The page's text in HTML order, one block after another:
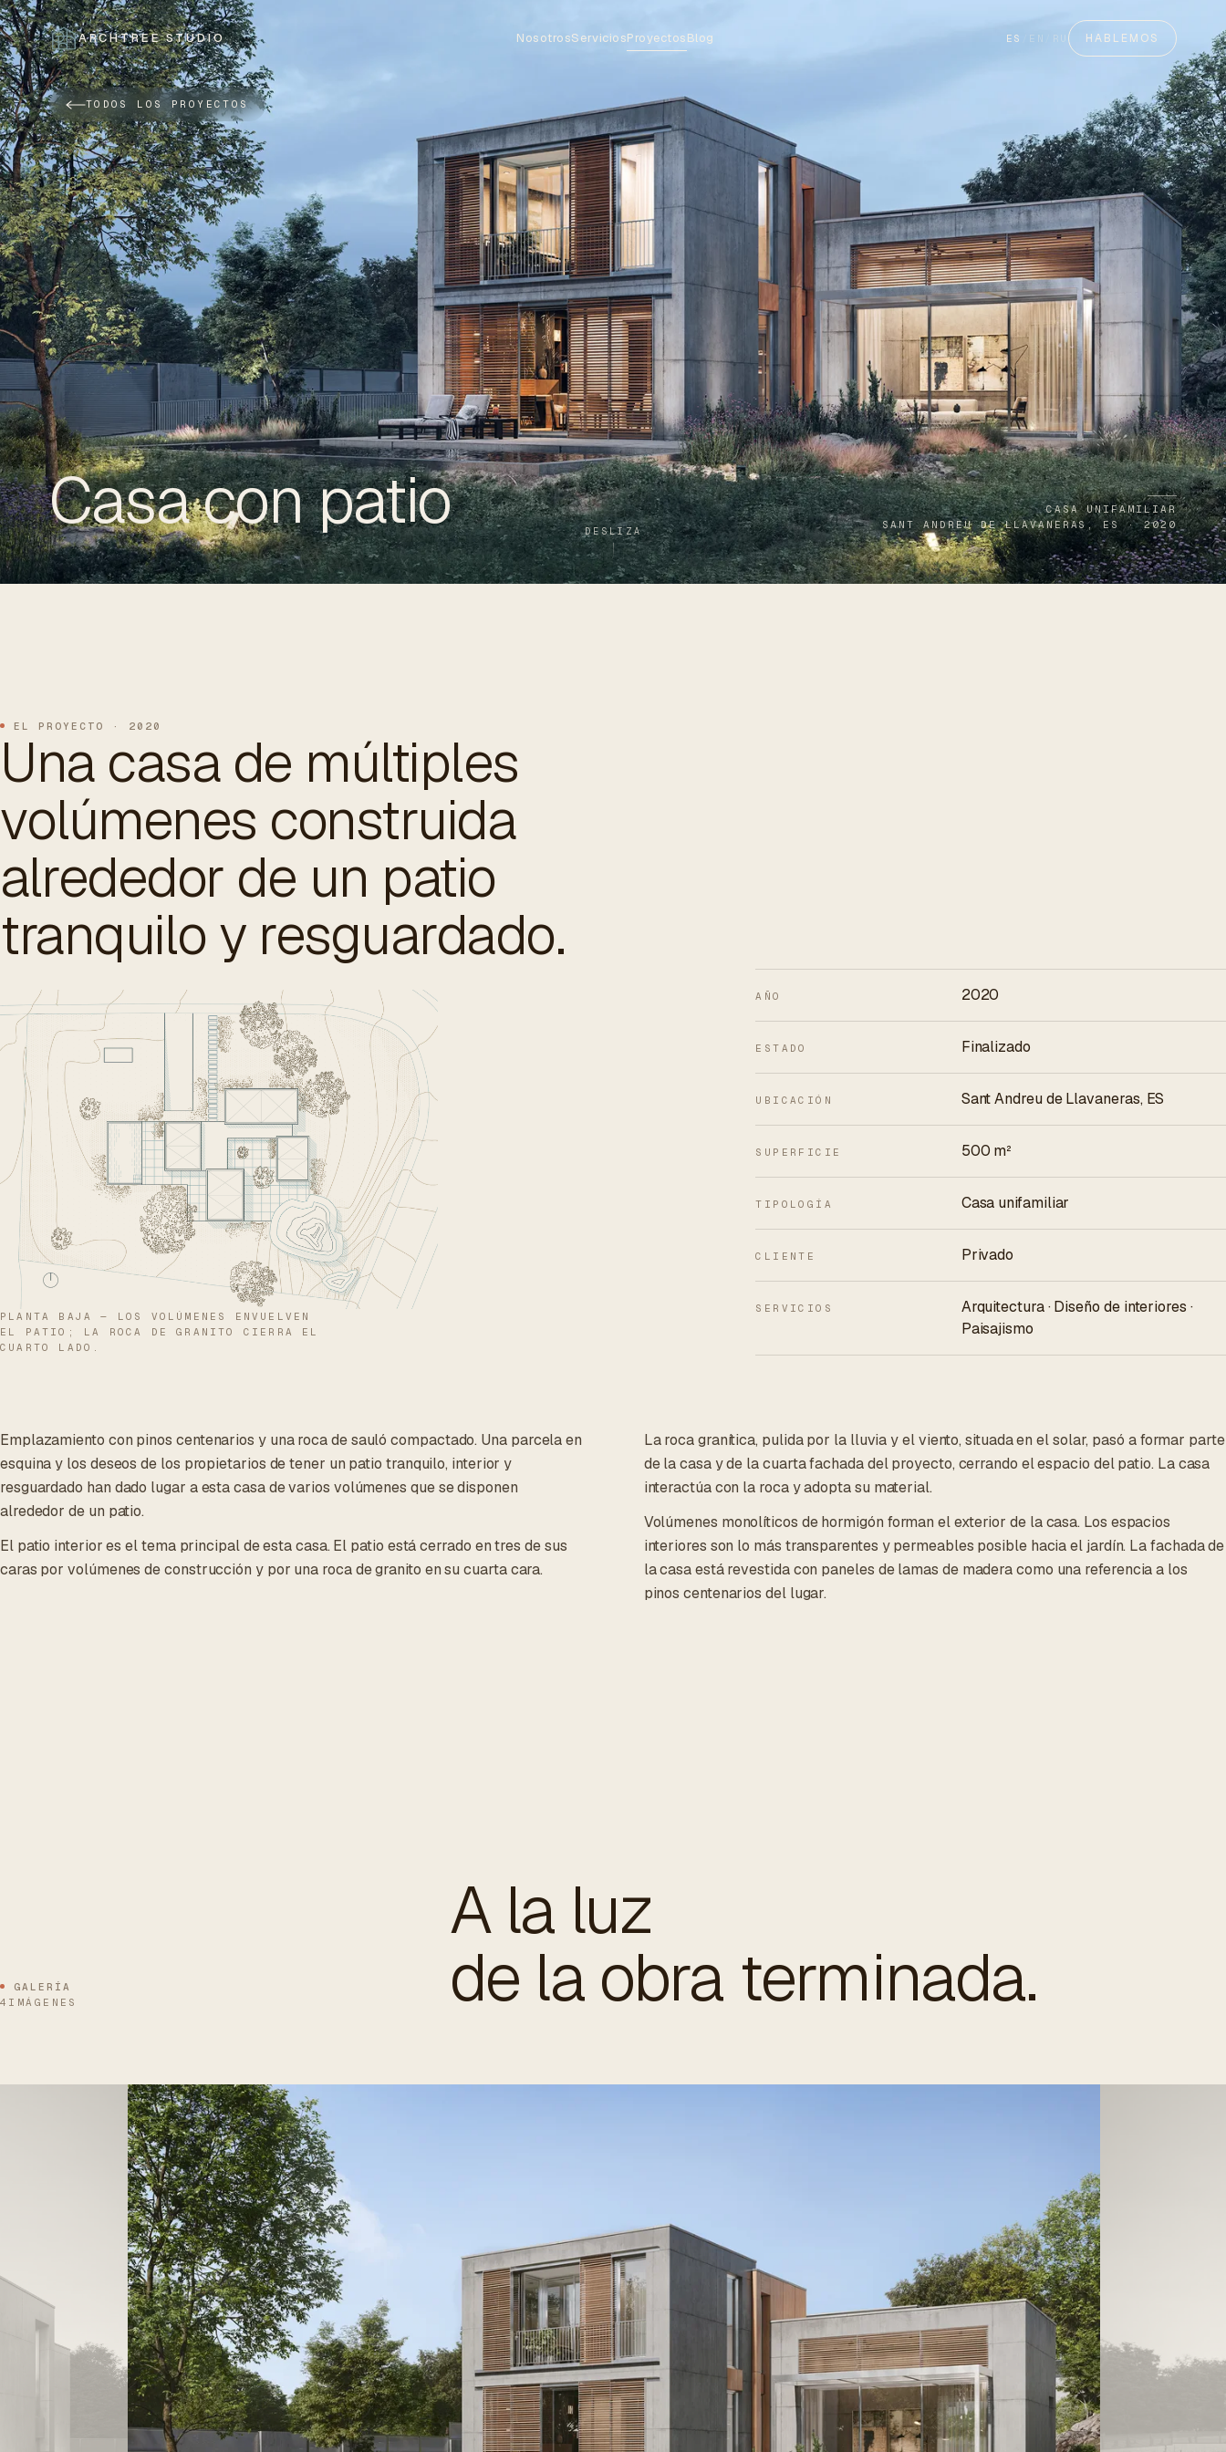
ARCHTREE STUDIO NosotrosServiciosProyectosBlog ES EN RU HABLEMOS
CERRAR
ES/EN/RU
ARCHTREE
STUDIO
BARCELONA
Casa con patio
CASA UNIFAMILIAR
SANT ANDREU DE LLAVANERAS, ES · 2020
TODOS LOS PROYECTOS
DESLIZA
EL PROYECTO · 2020
Una casa de múltiples
volúmenes construida
alrededor de un patio
tranquilo y resguardado.
PLANTA BAJA — LOS VOLÚMENES ENVUELVEN
EL PATIO; LA ROCA DE GRANITO CIERRA EL
CUARTO LADO.
AÑO 2020
ESTADO Finalizado
UBICACIÓN Sant Andreu de Llavaneras, ES
SUPERFICIE 500 m²
TIPOLOGÍA Casa unifamiliar
CLIENTE Privado
SERVICIOS
Arquitectura · Diseño de interiores ·
Paisajismo
Emplazamiento con pinos centenarios y una roca de sauló compactado. Una parcela en
esquina y los deseos de los propietarios de tener un patio tranquilo, interior y
resguardado han dado lugar a esta casa de varios volúmenes que se disponen
alrededor de un patio.
El patio interior es el tema principal de esta casa. El patio está cerrado en tres de sus
caras por volúmenes de construcción y por una roca de granito en su cuarta cara.
La roca granítica, pulida por la lluvia y el viento, situada en el solar, pasó a formar parte
de la casa y de la cuarta fachada del proyecto, cerrando el espacio del patio. La casa
interactúa con la roca y adopta su material.
Volúmenes monolíticos de hormigón forman el exterior de la casa. Los espacios
interiores son lo más transparentes y permeables posible hacia el jardín. La fachada de
la casa está revestida con paneles de lamas de madera como una referencia a los
pinos centenarios del lugar.
GALERÍA
4IMÁGENES
A la luz
de la obra terminada.